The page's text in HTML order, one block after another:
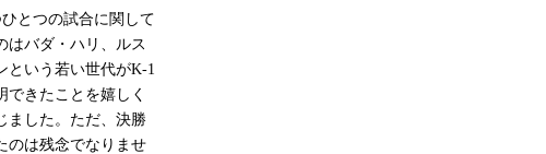
とつの試合に関して
はバダ・ハリ、ルス
という若い世代がK-1
きたことを嬉しく
ました。ただ、決勝
のは残念でなりませ